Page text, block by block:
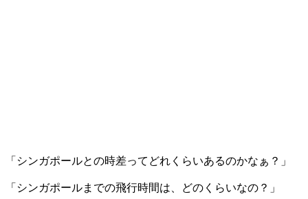
「 シンガポールとの時差ってどれくらいあるのかなぁ？ 」
「 シンガポールまでの飛行時間は、どのくらいなの？ 」